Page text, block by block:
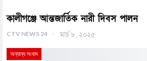
কালীগঞ্জে আন্তজার্তিক নারী দিবস পালন
CTV NEWS 24 মার্চ ৮, ২০২৫
অন্যান্য সংবাদ